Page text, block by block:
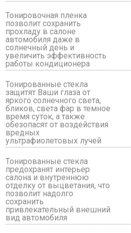
Тонировочная пленка
позволит сохранить
прохладу в салоне
автомобиля даже в
солнечный день и
увеличить эффективность
работы кондиционера
Тонированные стекла
защитят Ваши глаза от
яркого солнечного света,
бликов, света фар в темное
время суток, а также
обезопасят от воздействия
вредных
ультрафиолетовых лучей
Тонированные стекла
предохранят интерьер
салона и внутреннюю
отделку от выцветания, что
позволит надолго
сохранить
привлекательный внешний
вид автомобиля